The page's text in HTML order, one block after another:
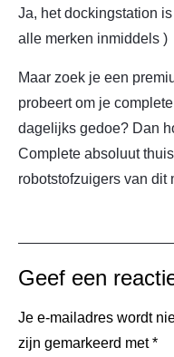
Ja, het dockingstation
alle merken inmiddels )
Maar zoek je een
probeert om je
dagelijks gedoe? Dan
Complete absoluut
robotstofzuigers van dit
Geef een
Je e-mailadres wordt
zijn gemarkeerd met*